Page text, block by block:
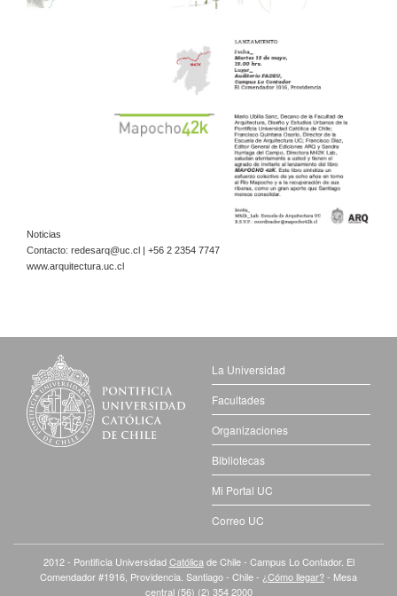
Noticias
Contacto: redesarq@uc.cl
| +56 2 2354 7747
www.arquitectura.uc.cl
La Universidad
Facultades
Organizaciones
Bibliotecas
Mi Portal UC
Correo UC
2012 - Pontificia UniversidadCatólicade Chile - Campus Lo Contador. El
Comendador #1916, Providencia. Santiago - Chile - ¿Cómo llegar?- Mesa
central (56) (2) 354 2000